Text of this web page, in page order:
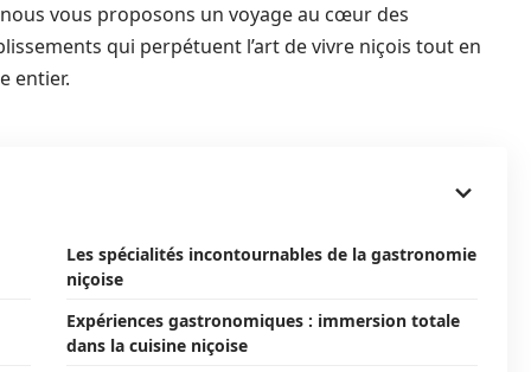
vous proposons un voyage au cœur des
qui perpétuent l’art de vivre niçois tout en
entier.
Les spécialités incontournables de la gastronomie
niçoise
Expériences gastronomiques : immersion totale
dans la cuisine niçoise